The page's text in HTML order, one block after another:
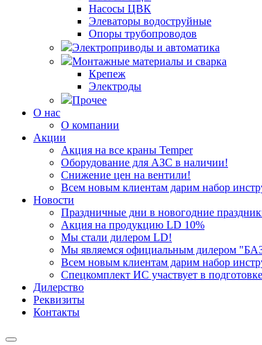
Насосы ЦВК
Элеваторы водоструйные
Опоры трубопроводов
Электроприводы и автоматика
Монтажные материалы и сварка
Крепеж
Электроды
Прочее
О нас
О компании
Акции
Акция на все краны Temper
Оборудование для АЗС в наличии!
Снижение цен на вентили!
Всем новым клиентам дарим набор
Новости
Праздничные дни в новогодние
Акция на продукцию LD 10%
Мы стали дилером LD!
Мы являемся официальным дилером
Всем новым клиентам дарим набор
Спецкомплект ИС участвует в
Дилерство
Реквизиты
Контакты